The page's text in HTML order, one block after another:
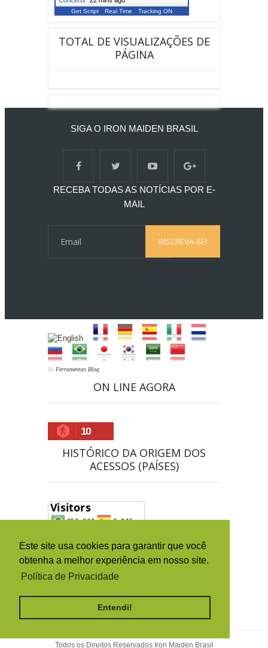
Este site usa cookies para garantir que você
obtenha a melhor experiência em nosso site.
Política de Privacidade
Entendi!
Get Script Real Time Tracking ON
TOTAL DE VISUALIZAÇÕES DE
PÁGINA
SIGA O IRON MAIDEN BRASIL
RECEBA TODAS AS NOTÍCIAS POR E-
MAIL
By Ferramentas Blog
ON LINE AGORA
10
HISTÓRICO DA ORIGEM DOS
ACESSOS (PAÍSES)
Todos os Direitos Reservados Iron Maiden Brasil